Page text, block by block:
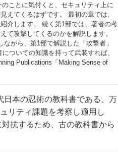
ことに気付くと、セキュリティ上に
えてくるはずです。 最初の章では、
介します。 続く第1部では、著者の考
て攻撃してくるのかを解説します。
がら、第1部で解説した「攻撃者」
ついての知識を持って武装すれば、
Publications「Making Sense of
日本の忍術の教科書である、万
リティ課題を考察し適用し
抗するため、古の教科書から